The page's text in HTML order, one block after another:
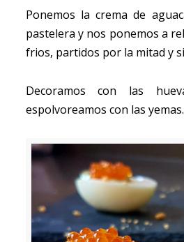
Ponemos la crema de
pastelera y nos ponemos a
frios, partidos por la mitad y
Decoramos con las
espolvoreamos con las yemas.